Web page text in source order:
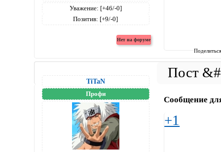
Уважение: [+46/-0]
Позитив: [+9/-0]
TiTaN
Профи
Сообщение
+1